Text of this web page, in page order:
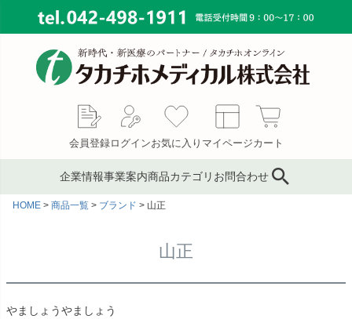
会員登録ログインお気に入り マイページカート
企業情報
会社概要
採用情報
事業案内
サプライ事業
コンサルティング
商品カテゴリ
ブランド 鍼灸鍼・鍼用品
もぐさ・温灸用品／電子
温灸器
お問合わせ
HOME 商品一覧 ブランド 山正
山正
やましょうやましょう